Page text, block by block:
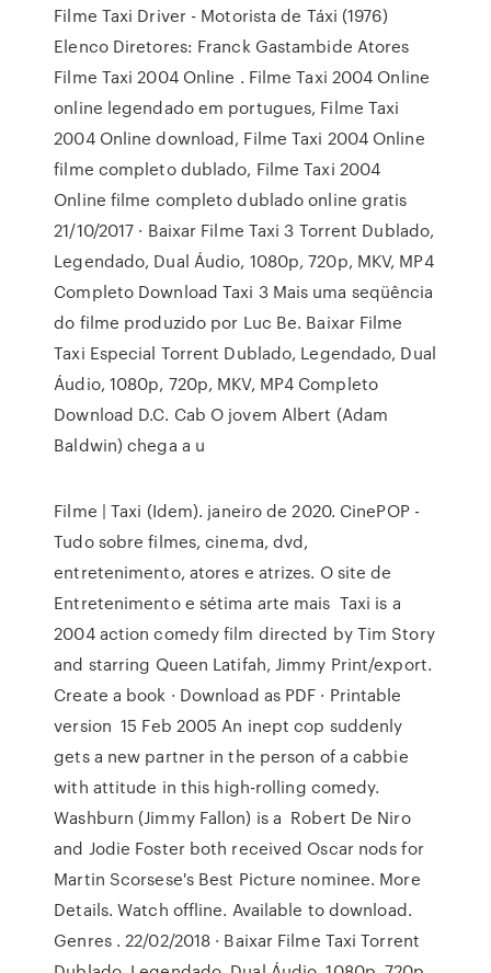
Filme Taxi Driver - Motorista de Táxi (1976)
Elenco Diretores: Franck Gastambide Atores
Filme Taxi 2004 Online . Filme Taxi 2004 Online
online legendado em portugues, Filme Taxi
2004 Online download, Filme Taxi 2004 Online
filme completo dublado, Filme Taxi 2004
Online filme completo dublado online gratis
21/10/2017 · Baixar Filme Taxi 3 Torrent Dublado,
Legendado, Dual Áudio, 1080p, 720p, MKV, MP4
Completo Download Taxi 3 Mais uma seqüência
do filme produzido por Luc Be. Baixar Filme
Taxi Especial Torrent Dublado, Legendado, Dual
Áudio, 1080p, 720p, MKV, MP4 Completo
Download D.C. Cab O jovem Albert (Adam
Baldwin) chega a u
Filme | Taxi (Idem). janeiro de 2020. CinePOP -
Tudo sobre filmes, cinema, dvd,
entretenimento, atores e atrizes. O site de
Entretenimento e sétima arte mais Taxi is a
2004 action comedy film directed by Tim Story
and starring Queen Latifah, Jimmy Print/export.
Create a book · Download as PDF · Printable
version 15 Feb 2005 An inept cop suddenly
gets a new partner in the person of a cabbie
with attitude in this high-rolling comedy.
Washburn (Jimmy Fallon) is a Robert De Niro
and Jodie Foster both received Oscar nods for
Martin Scorsese's Best Picture nominee. More
Details. Watch offline. Available to download.
Genres . 22/02/2018 · Baixar Filme Taxi Torrent